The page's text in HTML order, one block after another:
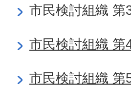
市民検討組織 第
市民検討組織 第
市民検討組織 第